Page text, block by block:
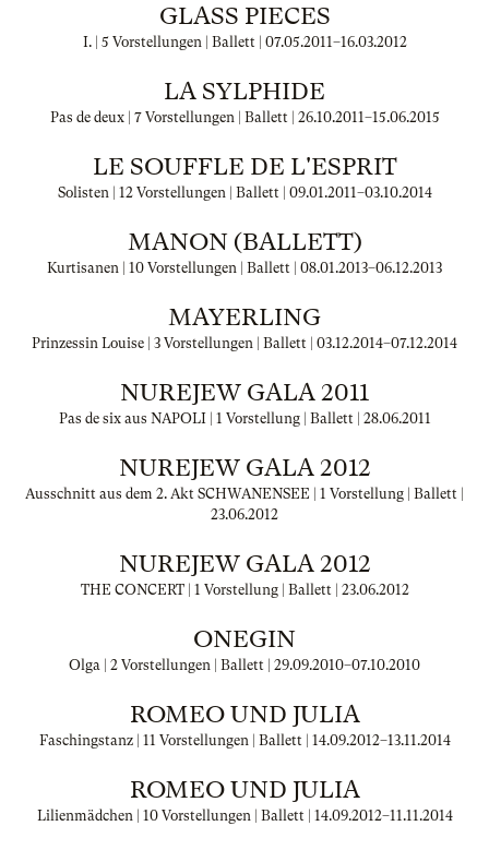
GLASS PIECES
I. | 5 Vorstellungen | Ballett | 07.05.2011–16.03.2012
LA SYLPHIDE
Pas de deux | 7 Vorstellungen | Ballett | 26.10.2011–15.06.2015
LE SOUFFLE DE L'ESPRIT
Solisten | 12 Vorstellungen | Ballett | 09.01.2011–03.10.2014
MANON (BALLETT)
Kurtisanen | 10 Vorstellungen | Ballett | 08.01.2013–06.12.2013
MAYERLING
Prinzessin Louise | 3 Vorstellungen | Ballett | 03.12.2014–07.12.2014
NUREJEW GALA 2011
Pas de six aus NAPOLI | 1 Vorstellung | Ballett | 28.06.2011
NUREJEW GALA 2012
Ausschnitt aus dem 2. Akt SCHWANENSEE | 1 Vorstellung | Ballett |
23.06.2012
NUREJEW GALA 2012
THE CONCERT | 1 Vorstellung | Ballett | 23.06.2012
ONEGIN
Olga | 2 Vorstellungen | Ballett | 29.09.2010–07.10.2010
ROMEO UND JULIA
Faschingstanz | 11 Vorstellungen | Ballett | 14.09.2012–13.11.2014
ROMEO UND JULIA
Lilienmädchen | 10 Vorstellungen | Ballett | 14.09.2012–11.11.2014